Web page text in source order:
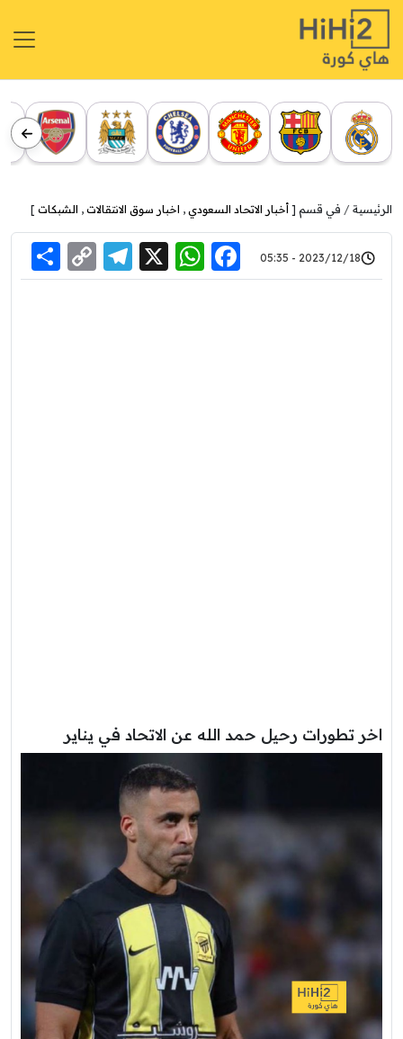
الرئيسية في قسم [ أخبار الاتحاد السعودي , اخبار سوق الانتقالات , الشبكات ]
2023/12/18 - 05:35
Facebook
WhatsApp
X
Link
اخر تطورات رحيل حمد الله عن الاتحاد في يناير